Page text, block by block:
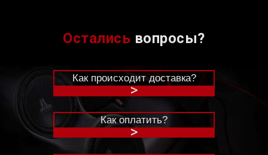
Остались вопросы?
Как происходит доставка?
>
Как оплатить?
>